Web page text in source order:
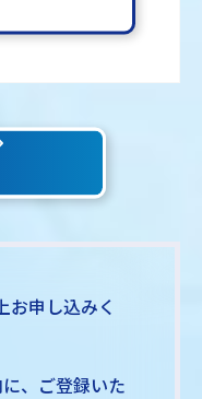
お申し込みく
、ご登録いた